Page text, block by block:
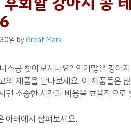
일 byGreat Mark
스공 찾아보시나요? 인기많은 강아
의 제품을 만나보세요. 이 제품들은
면 소중한 시간과 비용을 효율적으로
아래에서 살펴보세요.